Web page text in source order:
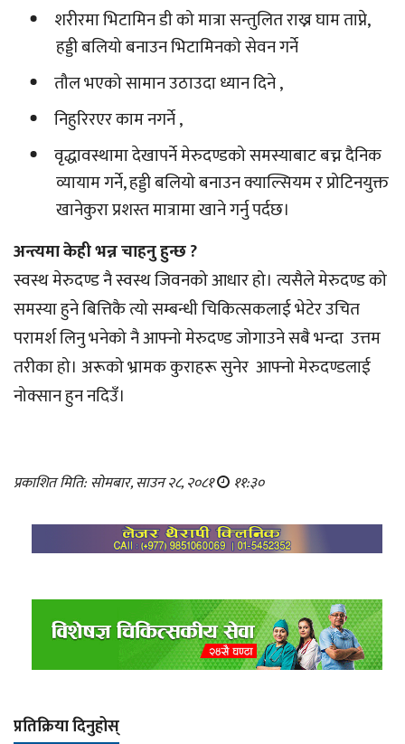
शरीरमा भिटामिन डी को मात्रा सन्तुलित राख्न घाम ताप्ने,
हड्डी बलियो बनाउन भिटामिनको सेवन गर्ने
तौल भएको सामान उठाउदा ध्यान दिने ,
निहुरिरएर काम नगर्ने ,
वृद्धावस्थामा देखापर्ने मेरुदण्डको समस्याबाट बच्न दैनिक
व्यायाम गर्ने, हड्डी बलियो बनाउन क्याल्सियम र प्रोटिनयुक्त
खानेकुरा प्रशस्त मात्रामा खाने गर्नु पर्दछ।
अन्त्यमा केही भन्न चाहनु हुन्छ ?
स्वस्थ मेरुदण्ड नै स्वस्थ जिवनको आधार हो। त्यसैले मेरुदण्ड को
समस्या हुने बित्तिकै त्यो सम्बन्धी चिकित्सकलाई भेटेर उचित
परामर्श लिनु भनेको नै आफ्नो मेरुदण्ड जोगाउने सबै भन्दा उत्तम
तरीका हो। अरूको भ्रामक कुराहरू सुनेर आफ्नो मेरुदण्डलाई
नोक्सान हुन नदिउँ।
प्रकाशित मिति: सोमबार, साउन २८, २०८१ ११:३०
प्रतिक्रिया दिनुहोस्